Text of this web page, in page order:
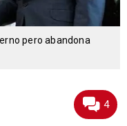
pero abandona
4